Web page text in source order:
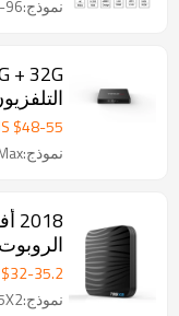
نموذج:SM-96
فاي
$48-55
نموذج:T95zMax
32-35.2
نموذج:T95X2